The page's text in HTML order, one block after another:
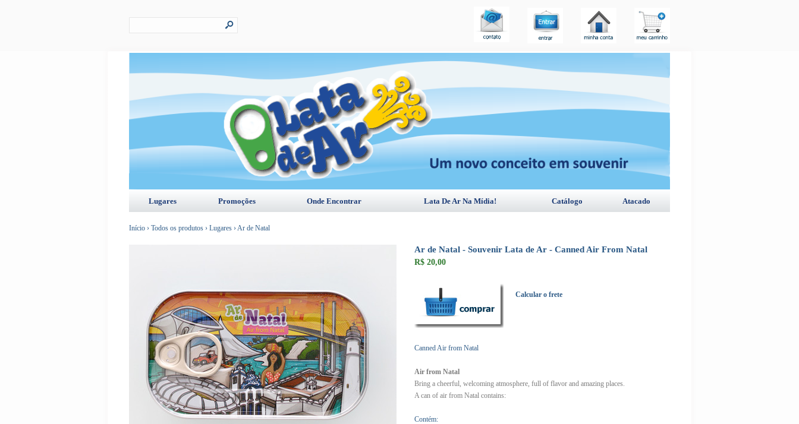
s
Lugares Promoções Onde Encontrar Lata De Ar Na Mídia! Catálogo Atacado
Início › Todos os produtos › Lugares ›Ar de Natal
Ar de Natal - Souvenir Lata de Ar - Canned Air From Natal
R$ 20,00
Calcular o frete
Canned Air from Natal
Air from Natal
Bring a cheerful, welcoming atmosphere, full of flavor and amazing places.
A can of air from Natal contains:
Contém: